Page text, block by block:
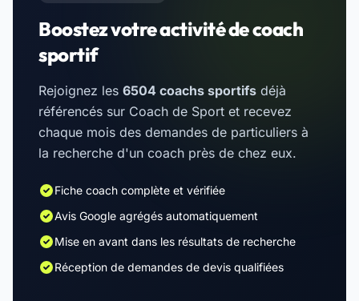
Boostez votre activité de coach
sportif
Rejoignez les 6504 coachs sportifs déjà
référencés sur Coach de Sport et recevez
chaque mois des demandes de particuliers à
la recherche d'un coach près de chez eux.
Fiche coach complète et vérifiée
Avis Google agrégés automatiquement
Mise en avant dans les résultats de recherche
Réception de demandes de devis qualifiées